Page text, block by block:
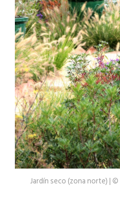
Jardín seco (zona norte) |